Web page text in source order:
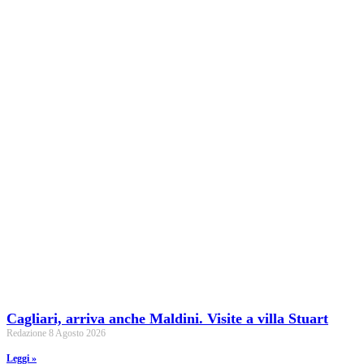
Cagliari, arriva anche Maldini. Visite a villa Stuart
Redazione 8 Agosto 2026
Leggi »